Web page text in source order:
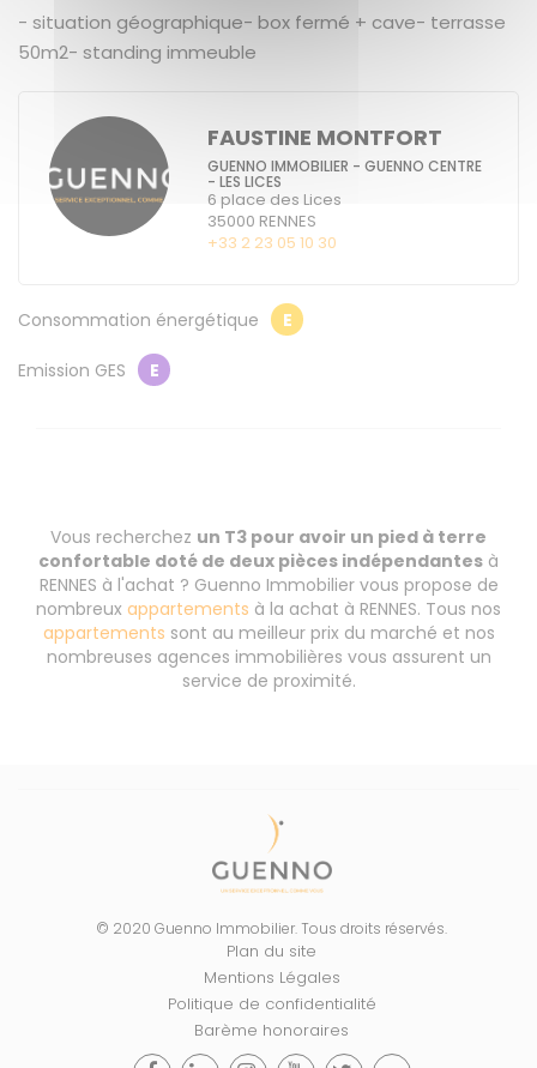
- situation géographique- box fermé + cave- terrasse
50m2- standing immeuble
FAUSTINE MONTFORT
GUENNO IMMOBILIER - GUENNO CENTRE
- LES LICES
6 place des Lices
35000 RENNES
+33 2 23 05 10 30
Consommation énergétique E
Emission GES E
Vous recherchez un T3 pour avoir un pied à terre
confortable doté de deux pièces indépendantes à
RENNES à l'achat ? Guenno Immobilier vous propose de
nombreux appartements à la achat à RENNES. Tous nos
appartements sont au meilleur prix du marché et nos
nombreuses agences immobilières vous assurent un
service de proximité.
© 2020 Guenno Immobilier. Tous droits réservés.
Plan du site
Mentions Légales
Politique de confidentialité
Barème honoraires